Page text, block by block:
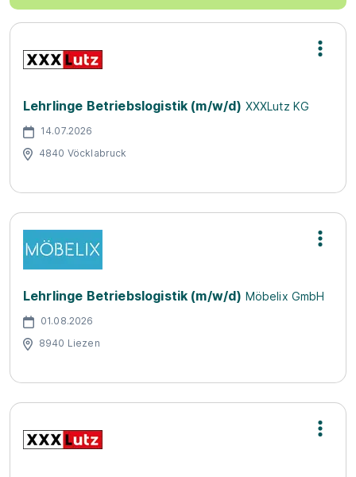
Lehrlinge Betriebslogistik (m/w/d) XXXLutz KG
14.07.2026
4840 Vöcklabruck
Lehrlinge Betriebslogistik (m/w/d) Möbelix GmbH
01.08.2026
8940 Liezen